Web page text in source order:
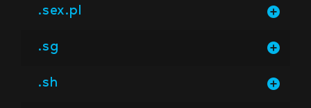
.sex.pl
.sg
.sh